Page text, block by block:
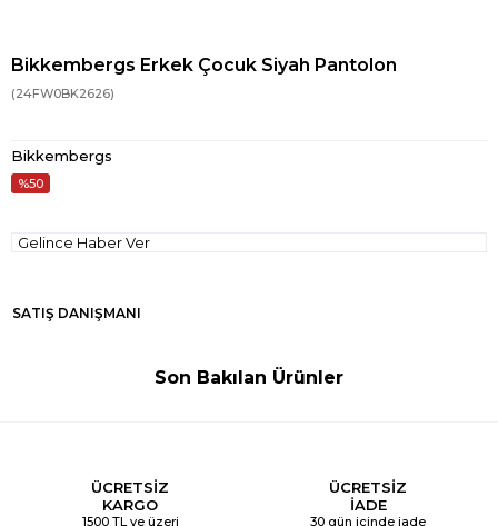
Bikkembergs Erkek Çocuk Siyah Pantolon
(24FW0BK2626)
Bikkembergs
50
Gelince Haber Ver
SATIŞ DANIŞMANI
Son Bakılan Ürünler
ÜCRETSİZ
KARGO
1500 TL ve üzeri
ÜCRETSİZ
İADE
30 gün içinde iade